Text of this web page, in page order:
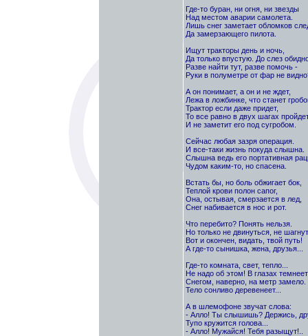
Где-то буран, ни огня, ни звезды
Над местом аварии самолета.
Лишь снег заметает обломков
Да замерзающего пилота.
Ищут тракторы день и ночь,
Да только впустую. До слез
Разве найти тут, разве помочь -
Руки в полуметре от фар не
А он понимает, а он и не ждет,
Лежа в ложбинке, что станет
Трактор если даже придет,
То все равно в двух шагах
И не заметит его под сугробом.
Сейчас любая зазря операция.
И все-таки жизнь покуда слышна.
Слышна ведь его портативная
Чудом каким-то, но спасена.
Встать бы, но боль обжигает бок,
Теплой крови полон сапог,
Она, остывая, смерзается в лед,
Снег набивается в нос и рот.
Что перебито? Понять нельзя.
Но только не двинуться, не
Вот и окончен, видать, твой путь!
А где-то сынишка, жена, друзья...
Где-то комната, свет, тепло...
Не надо об этом! В глазах
Снегом, наверно, на метр замело.
Тело сонливо деревенеет...
А в шлемофоне звучат слова:
- Алло! Ты слышишь? Держись,
Тупо кружится голова...
- Алло! Мужайся! Тебя разыщут!..